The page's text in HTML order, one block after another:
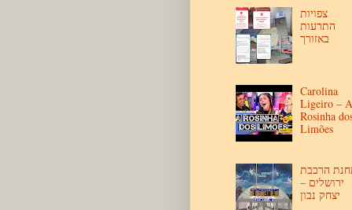
צפויות
התרעות
באזורך
Carolina
Ligeiro – A
Rosinha
Limões
הרכבת
ירושלים –
יצחק נבון